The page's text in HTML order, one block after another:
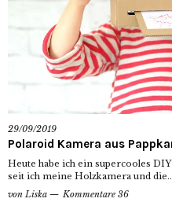
29/09/2019
Polaroid Kamera aus
Heute habe ich ein supercooles
seit ich meine Holzkamera und
von Liska Kommentare 36